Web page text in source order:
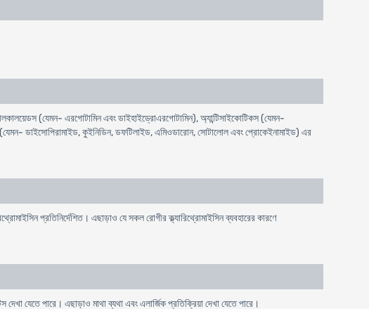
(যেমন- এরগোটামিন এবং ডাইহাইড্রোএরগোটামিন), অ্যান্টিসাইকোটিকস (যেমন-
(যেমন- ডাইসোপিরামাইড, কুইনিডিন, ডফটিলাইড, এমিওডারোন, সোটালোল এবং প্রোকেইনামাইড) এর
প্রতিনির্দেশিত। এছাড়াও যে সকল রোগীর ক্ল্যারিথ্রোমাইসিন ব্যবহারের কারণে
যেতে পারে। এছাড়াও মাথা ব্যথা এবং এলার্জিক প্রতিক্রিয়া দেখা যেতে পারে।